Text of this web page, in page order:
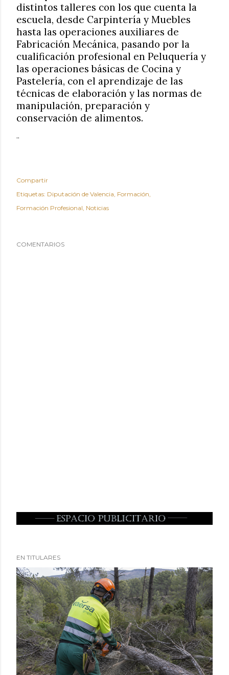
distintos talleres con los que cuenta la
escuela, desde Carpintería y Muebles
hasta las operaciones auxiliares de
Fabricación Mecánica, pasando por la
cualificación profesional en Peluquería y
las operaciones básicas de Cocina y
Pastelería, con el aprendizaje de las
técnicas de elaboración y las normas de
manipulación, preparación y
conservación de alimentos.
..
Compartir
Etiquetas: Diputación de Valencia Formación
Formación Profesional Noticias
COMENTARIOS
EN TITULARES